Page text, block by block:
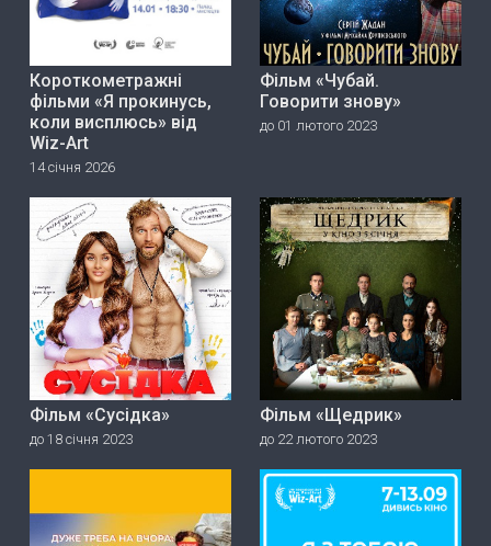
Короткометражні
фільми «Я прокинусь,
коли висплюсь» від
Wiz-Art
14 січня 2026
Фільм «Чубай.
Говорити знову»
до 01 лютого 2023
Фільм «Сусідка»
до 18 січня 2023
Фільм «Щедрик»
до 22 лютого 2023